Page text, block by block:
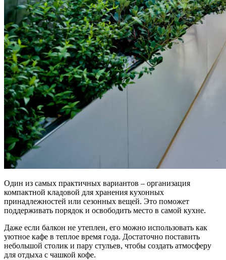
Один из самых практичных вариантов – организация
компактной кладовой для хранения кухонных
принадлежностей или сезонных вещей. Это поможет
поддерживать порядок и освободить место в самой кухне.
Даже если балкон не утеплен, его можно использовать как
уютное кафе в теплое время года. Достаточно поставить
небольшой столик и пару стульев, чтобы создать атмосферу
для отдыха с чашкой кофе.